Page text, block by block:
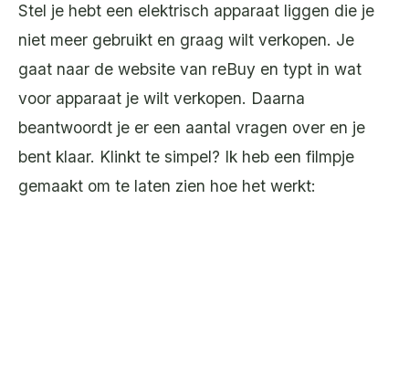
Stel je hebt een elektrisch apparaat liggen die je
niet meer gebruikt en graag wilt verkopen. Je
gaat naar de website van reBuy en typt in wat
voor apparaat je wilt verkopen. Daarna
beantwoordt je er een aantal vragen over en je
bent klaar. Klinkt te simpel? Ik heb een filmpje
gemaakt om te laten zien hoe het werkt: